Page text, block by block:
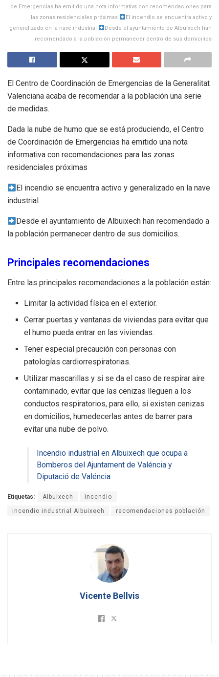
de Emergencias ha emitido una nota informativa con recomendaciones para
las zonas residenciales próximas
El incendio se encuentra activo y
generalizado en la nave industrial
Desde el ayuntamiento de Albuixech han
recomendado a la población permanecer dentro de sus domicilios
El Centro de Coordinación de Emergencias de la Generalitat
Valenciana acaba de recomendar a la población una serie
de medidas.
Dada la nube de humo que se está produciendo, el Centro
de Coordinación de Emergencias ha emitido una nota
informativa con recomendaciones para las zonas
residenciales próximas
El incendio se encuentra activo y generalizado en la nave
industrial
Desde el ayuntamiento de Albuixech han recomendado a
la población permanecer dentro de sus domicilios.
Principales recomendaciones
Entre las principales recomendaciones a la población están:
Limitar la actividad física en el exterior.
Cerrar puertas y ventanas de viviendas para evitar que
el humo pueda entrar en las viviendas.
Tener especial precaución con personas con
patologías cardiorrespiratorias.
Utilizar mascarillas y si se da el caso de respirar aire
contaminado, evitar que las cenizas lleguen a los
conductos respiratorios, para ello, si existen cenizas
en domicilios, humedecerlas antes de barrer para
evitar una nube de polvo.
Incendio industrial en Albuixech que ocupa a
Bomberos del Ajuntament de Valéncia y
Diputació de Valéncia
Etiquetas: Albuixech incendio
incendio industrial Albuixech recomendaciones población
Vicente Bellvis